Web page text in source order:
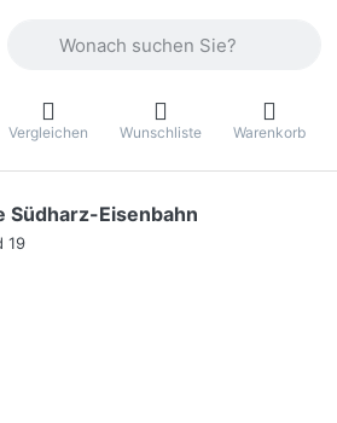
Vergleichen Wunschliste Warenkorb
Südharz-Eisenbahn
19